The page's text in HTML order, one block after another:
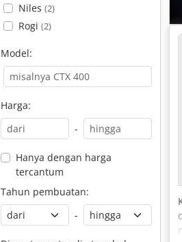
Niles (2)
Rogi (2)
Model:
Harga:
-
Hanya dengan harga
tercantum
Tahun pembuatan:
-